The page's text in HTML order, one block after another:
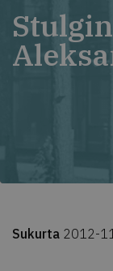
Sukurta 2012-